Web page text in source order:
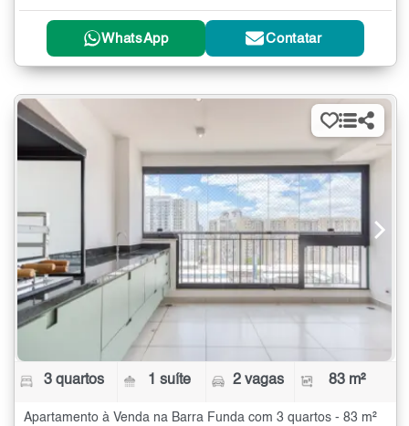
WhatsApp Contatar
3 quartos 1 suíte 2 vagas 83 m²
Apartamento à Venda na Barra Funda com 3 quartos - 83 m²